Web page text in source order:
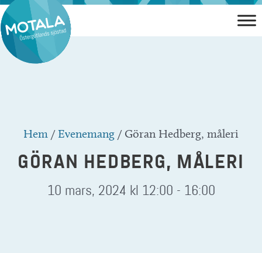
Hoppa
till
innehåll
Hem /Evenemang / Göran Hedberg, måleri
GÖRAN HEDBERG, MÅLERI
10 mars, 2024 kl 12:00 - 16:00